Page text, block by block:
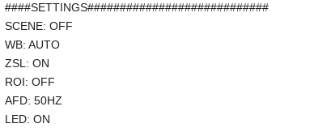
####SETTINGS############################
SCENE: OFF
WB: AUTO
ZSL: ON
ROI: OFF
AFD: 50HZ
LED: ON